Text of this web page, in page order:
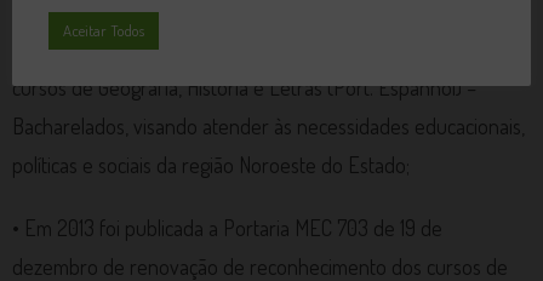
• Em 2012 a instituição solicitou ao MEC autorização para os
cursos de Geografia, História e Letras (Port. Espanhol) –
Bacharelados, visando atender às necessidades educacionais,
políticas e sociais da região Noroeste do Estado;
• Em 2013 foi publicada a Portaria MEC 703 de 19 de
dezembro de renovação de reconhecimento dos cursos de
Aceitar Todos